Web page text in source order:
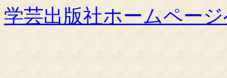
学芸出版社ホームペー